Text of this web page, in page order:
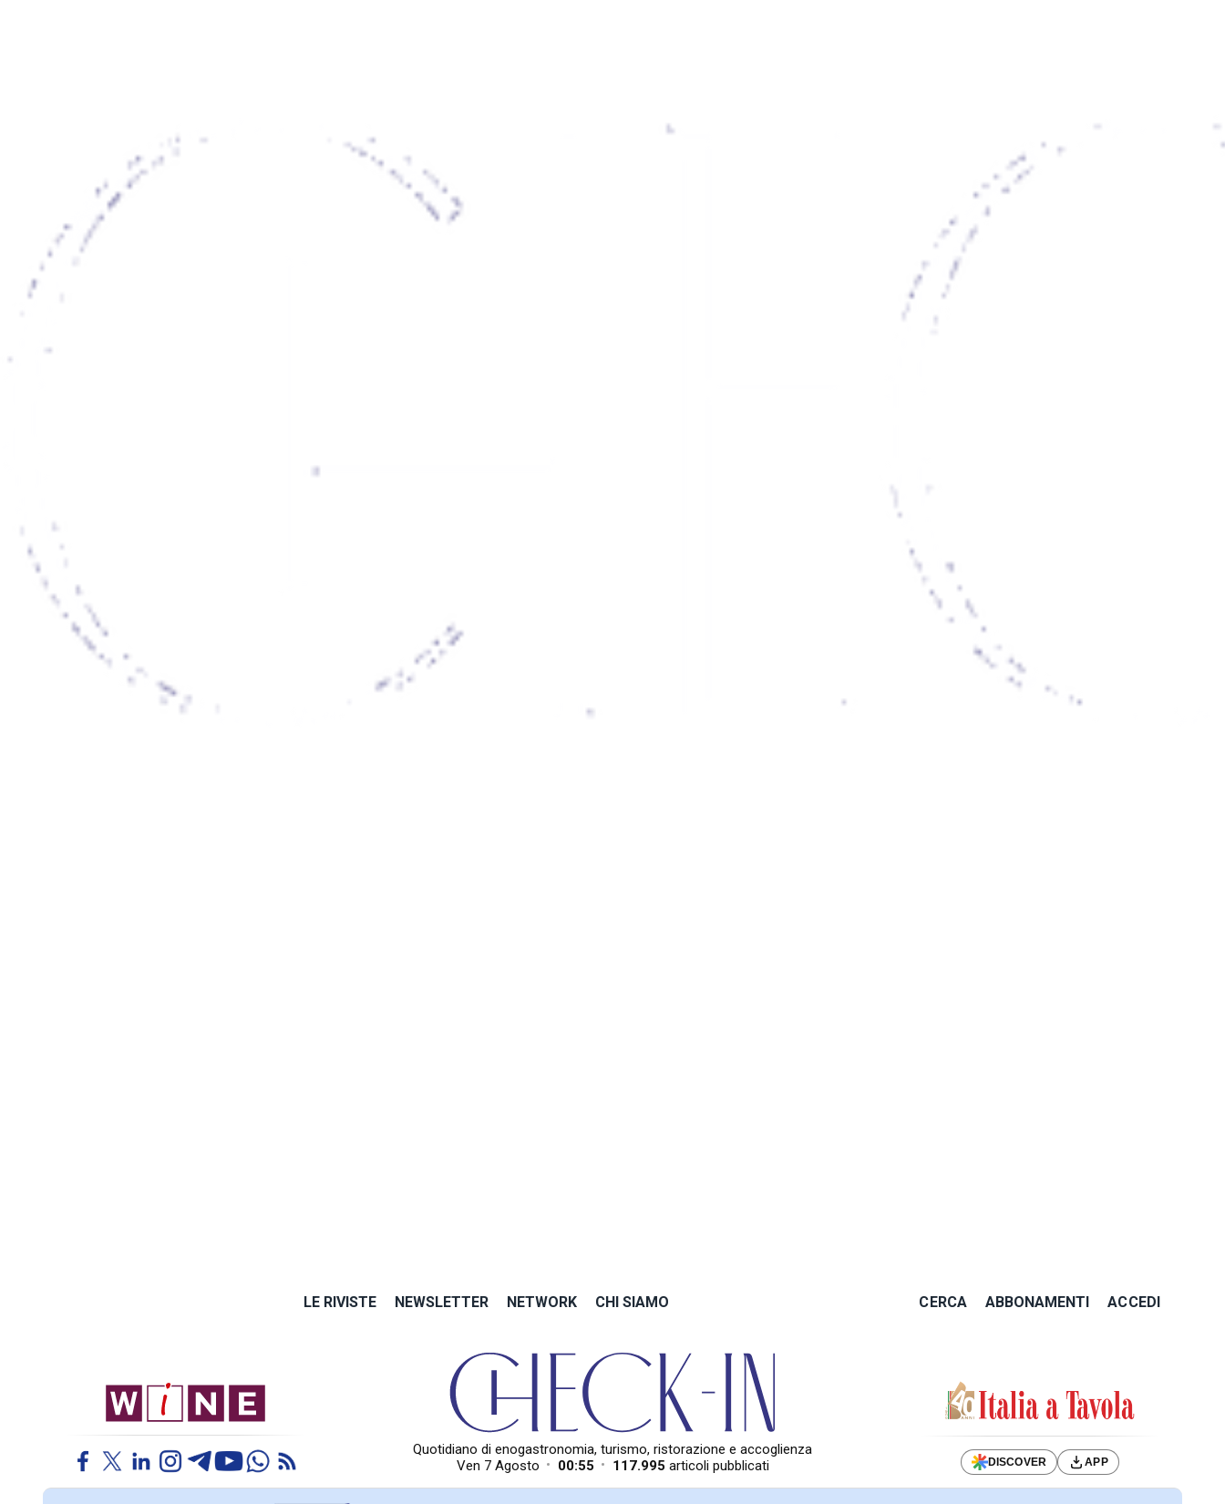
LE RIVISTE NEWSLETTER NETWORK CHI SIAMO CERCA ABBONAMENTI ACCEDI
Quotidiano di enogastronomia, turismo, ristorazione e accoglienza
Ven 7 Agosto • 00:55 • 117.995 articoli pubblicati DISCOVER APP